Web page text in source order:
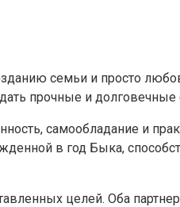
семьи и просто
прочные и
самообладание и
в год Быка,
целей. Оба